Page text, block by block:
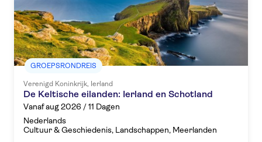
GROEPSRONDREIS
Verenigd Koninkrijk, Ierland
De Keltische eilanden: Ierland en Schotland
Vanaf aug 2026 / 11 Dagen
Nederlands
Cultuur & Geschiedenis, Landschappen, Meerlanden